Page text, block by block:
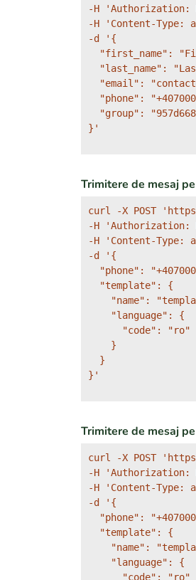
-H 'Authorization:
-H 'Content-Type:
-d '{
"first_name":
"last_name":
"email":
"phone":
"group":
}'
Trimitere de mesaj
curl -X POST
-H 'Authorization:
-H 'Content-Type:
-d '{
"phone":
  "template": {
"name":
    "language": {
      "code": "ro"
    }
  }
}'
Trimitere de mesaj
curl -X POST
-H 'Authorization:
-H 'Content-Type:
-d '{
"phone":
  "template": {
"name":
    "language": {
      "code": "ro"